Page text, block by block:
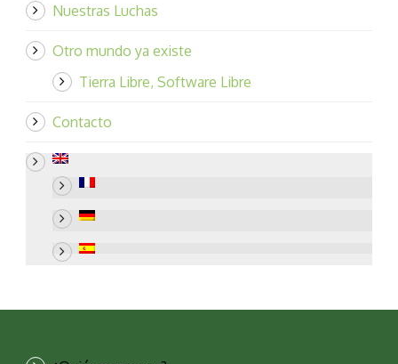
Nuestras Luchas
Otro mundo ya existe
Tierra Libre, Software Libre
Contacto